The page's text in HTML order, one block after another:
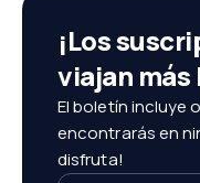
¡Los
viajan más
El boletín incluye
encontrarás en
disfruta!